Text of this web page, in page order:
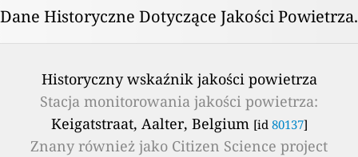
Dane Historyczne Dotyczące Jakości Powietrza.
Historyczny wskaźnik jakości powietrza
Stacja monitorowania jakości powietrza:
Keigatstraat, Aalter, Belgium [id 80137]
Znany również jako Citizen Science project